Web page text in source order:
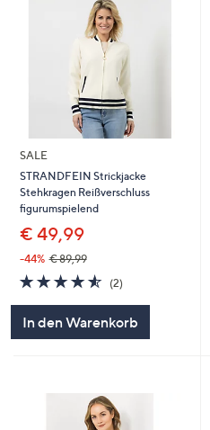
SALE
STRANDFEIN Strickjacke
Stehkragen Reißverschluss
figurumspielend
€ 49,99
-44% € 89,99
4.5
von
(2)2
In den Warenkorb